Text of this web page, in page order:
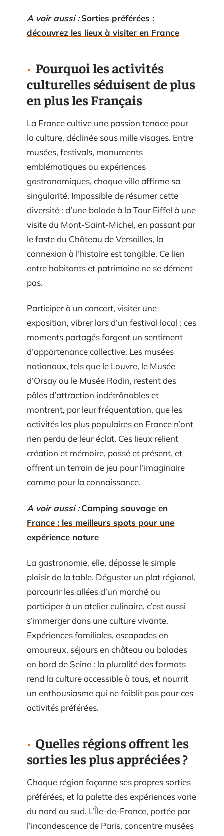
A voir aussi : Sorties préférées :
découvrez les lieux à visiter en France
Pourquoi les activités
culturelles séduisent de plus
en plus les Français
La France cultive une passion tenace pour
la culture, déclinée sous mille visages. Entre
musées, festivals, monuments
emblématiques ou expériences
gastronomiques, chaque ville affirme sa
singularité. Impossible de résumer cette
diversité : d’une balade à la Tour Eiffel à une
visite du Mont-Saint-Michel, en passant par
le faste du Château de Versailles, la
connexion à l’histoire est tangible. Ce lien
entre habitants et patrimoine ne se dément
pas.
Participer à un concert, visiter une
exposition, vibrer lors d’un festival local : ces
moments partagés forgent un sentiment
d’appartenance collective. Les musées
nationaux, tels que le Louvre, le Musée
d’Orsay ou le Musée Rodin, restent des
pôles d’attraction indétrônables et
montrent, par leur fréquentation, que les
activités les plus populaires en France n’ont
rien perdu de leur éclat. Ces lieux relient
création et mémoire, passé et présent, et
offrent un terrain de jeu pour l’imaginaire
comme pour la connaissance.
A voir aussi : Camping sauvage en
France : les meilleurs spots pour une
expérience nature
La gastronomie, elle, dépasse le simple
plaisir de la table. Déguster un plat régional,
parcourir les allées d’un marché ou
participer à un atelier culinaire, c’est aussi
s’immerger dans une culture vivante.
Expériences familiales, escapades en
amoureux, séjours en château ou balades
en bord de Seine : la pluralité des formats
rend la culture accessible à tous, et nourrit
un enthousiasme qui ne faiblit pas pour ces
activités préférées.
Quelles régions offrent les
sorties les plus appréciées ?
Chaque région façonne ses propres sorties
préférées, et la palette des expériences varie
du nord au sud. L’Île-de-France, portée par
l’incandescence de Paris, concentre musées